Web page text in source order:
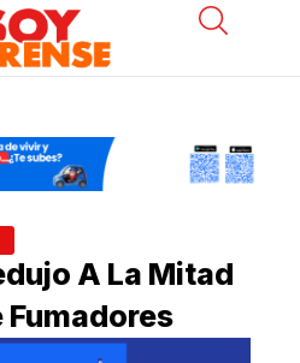
A La Mitad
Fumadores